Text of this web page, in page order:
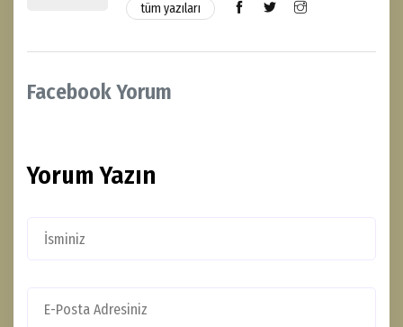
tüm yazıları
Facebook Yorum
Yorum Yazın